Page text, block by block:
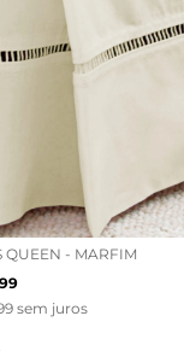
QUEEN - MARFIM
99
sem juros